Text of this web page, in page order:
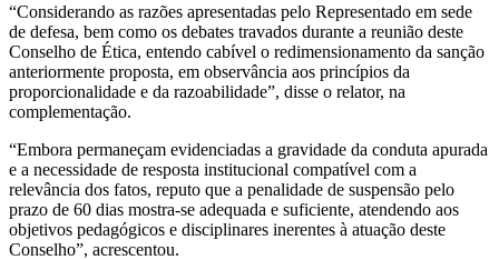
“Considerando as razões apresentadas pelo Representado em sede
de defesa, bem como os debates travados durante a reunião deste
Conselho de Ética, entendo cabível o redimensionamento da sanção
anteriormente proposta, em observância aos princípios da
proporcionalidade e da razoabilidade”, disse o relator, na
complementação.
“Embora permaneçam evidenciadas a gravidade da conduta apurada
e a necessidade de resposta institucional compatível com a
relevância dos fatos, reputo que a penalidade de suspensão pelo
prazo de 60 dias mostra-se adequada e suficiente, atendendo aos
objetivos pedagógicos e disciplinares inerentes à atuação deste
Conselho”, acrescentou.